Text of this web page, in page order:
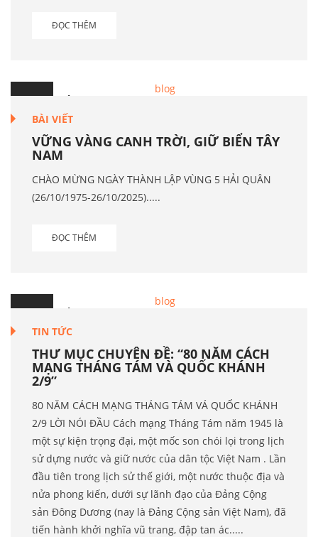
ĐỌC THÊM
11 Th.9
BÀI VIẾT
VỮNG VÀNG CANH TRỜI, GIỮ BIỂN TÂY
NAM
CHÀO MỪNG NGÀY THÀNH LẬP VÙNG 5 HẢI QUÂN
(26/10/1975-26/10/2025).....
ĐỌC THÊM
21 Th.8
TIN TỨC
THƯ MỤC CHUYÊN ĐỀ: “80 NĂM CÁCH
MẠNG THÁNG TÁM VÀ QUỐC KHÁNH
2/9”
80 NĂM CÁCH MẠNG THÁNG TÁM VÁ QUỐC KHÁNH
2/9 LỜI NÓI ĐẦU Cách mạng Tháng Tám năm 1945 là
một sự kiện trọng đại, một mốc son chói lọi trong lịch
sử dựng nước và giữ nước của dân tộc Việt Nam . Lần
đầu tiên trong lịch sử thế giới, một nước thuộc địa và
nửa phong kiến, dưới sự lãnh đạo của Đảng Cộng
sản Đông Dương (nay là Đảng Cộng sản Việt Nam), đã
tiến hành khởi nghĩa vũ trang, đập tan ác.....